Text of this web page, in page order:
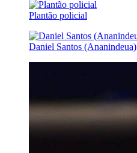
Plantão policial
Daniel Santos (Ananindeua)